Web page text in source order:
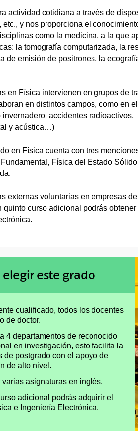
actividad cotidiana a través de
etc., y nos proporciona el
como la medicina, a la que
la tomografía computarizada, la
de emisión de positrones, la
en Física intervienen en grupos de
en distintos campos, como en el
accidentes radioactivos,
y acústica…)
en Física cuenta con tres
Física del Estado Sólido
externas voluntarias en empresas
quinto curso adicional podrás obtener
este grado
cualificado, todos los docentes
de doctor.
4 departamentos de reconocido
en investigación, esto facilita la
de postgrado con el apoyo de
de alto nivel.
asignaturas en inglés.
adicional podrás adquirir el
e Ingeniería Electrónica.